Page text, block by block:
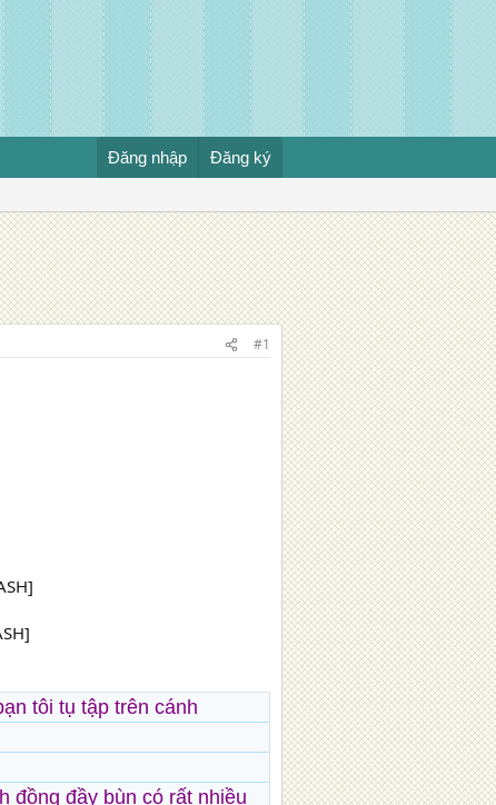
Đăng nhập Đăng ký
#1
tôi tụ tập trên cánh
đồng đầy bùn có rất nhiều